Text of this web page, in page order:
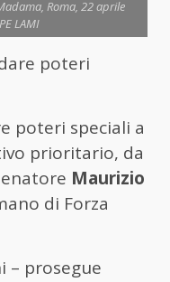
Roma, 22 aprile
LAMI
poteri
poteri speciali a
prioritario, da
Maurizio
di Forza
– prosegue